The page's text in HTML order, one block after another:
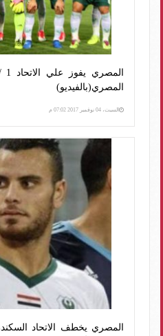
المصري(بالفيديو)
السبت، 04 نوفمبر 2017 07:02 م
المصري يخطف الاتحاد